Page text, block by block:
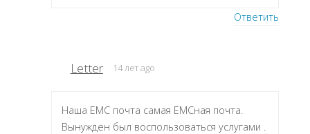
Ответить
Letter 14 лет ago
Наша ЕМС почта самая ЕМСная почта.
Вынужден был воспользоваться услугами .